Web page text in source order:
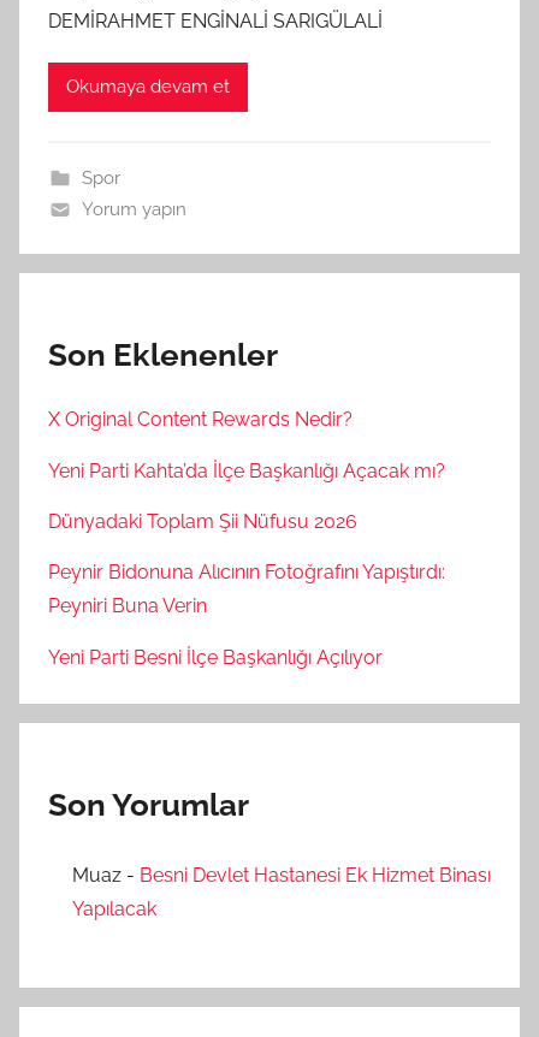
DEMİRAHMET ENGİNALİ SARIGÜLALİ
Okumaya devam et
Spor
Yorum yapın
Son Eklenenler
X Original Content Rewards Nedir?
Yeni Parti Kahta’da İlçe Başkanlığı Açacak mı?
Dünyadaki Toplam Şii Nüfusu 2026
Peynir Bidonuna Alıcının Fotoğrafını Yapıştırdı:
Peyniri Buna Verin
Yeni Parti Besni İlçe Başkanlığı Açılıyor
Son Yorumlar
Muaz - Besni Devlet Hastanesi Ek Hizmet Binası
Yapılacak